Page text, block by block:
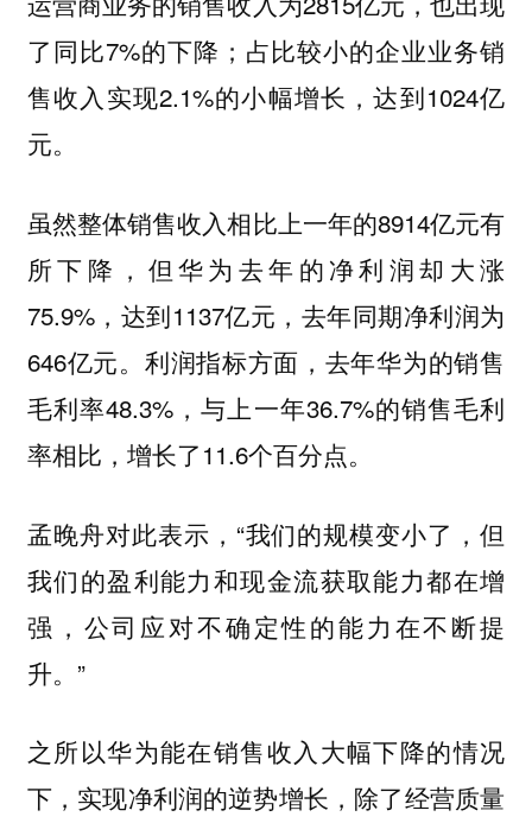
了同比7%的下降；占比较小的企业业务销
售收入实现2.1%的小幅增长，达到1024亿
元。
虽然整体销售收入相比上一年的8914亿元有
所下降，但华为去年的净利润却大涨
75.9%，达到1137亿元，去年同期净利润为
646亿元。利润指标方面，去年华为的销售
毛利率48.3%，与上一年36.7%的销售毛利
率相比，增长了11.6个百分点。
孟晚舟对此表示，“我们的规模变小了，但
我们的盈利能力和现金流获取能力都在增
强，公司应对不确定性的能力在不断提
升。”
之所以华为能在销售收入大幅下降的情况
下，实现净利润的逆势增长，除了经营质量